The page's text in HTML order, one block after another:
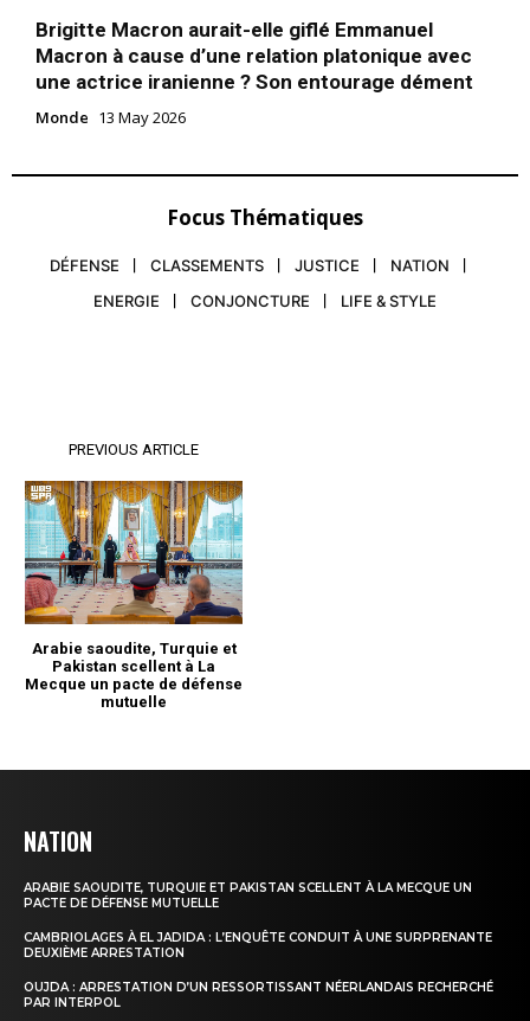
NATION
ARABIE SAOUDITE, TURQUIE ET PAKISTAN SCELLENT À LA MECQUE UN
PACTE DE DÉFENSE MUTUELLE
CAMBRIOLAGES À EL JADIDA : L’ENQUÊTE CONDUIT À UNE SURPRENANTE
DEUXIÈME ARRESTATION
OUJDA : ARRESTATION D’UN RESSORTISSANT NÉERLANDAIS RECHERCHÉ
PAR INTERPOL